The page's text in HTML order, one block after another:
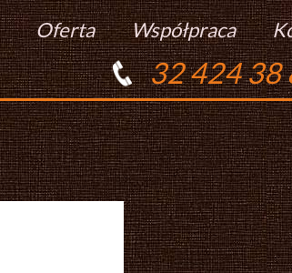
32 424 38
Oferta
Torty
Ciasta
Ciasteczka
Ciasta Świąteczne
Podziękowania Dla Gości
Współpraca
Praca